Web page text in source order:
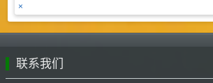
1 武汉远成库存商品促销目录
2 武汉超时代电商有限公司招聘启事
×
联系我们